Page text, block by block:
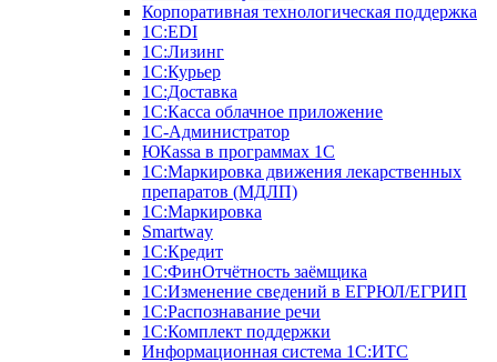
Корпоративная технологическая поддержка
1С:ЕDI
1С:Лизинг
1С:Курьер
1С:Доставка
1С:Касса облачное приложение
1С-Администратор
ЮКаssа в программах 1С
1С:Маркировка движения лекарственных
препаратов (МДЛП)
1С:Маркировка
Smartway
1С:Кредит
1С:ФинОтчётность заёмщика
1С:Изменение сведений в ЕГРЮЛ/ЕГРИП
1С:Распознавание речи
1С:Комплект поддержки
Информационная система 1С:ИТС